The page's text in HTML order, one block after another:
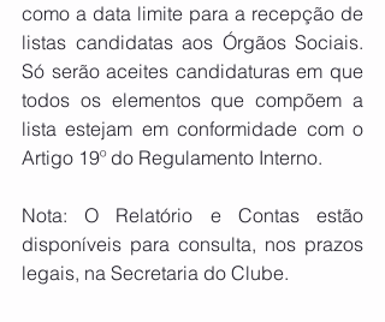
como a data limite para a recepção de
listas candidatas aos Órgãos Sociais.
Só serão aceites candidaturas em que
todos os elementos que compõem a
lista estejam em conformidade com o
Artigo 19º do Regulamento Interno.
Nota: O Relatório e Contas estão
disponíveis para consulta, nos prazos
legais, na Secretaria do Clube.